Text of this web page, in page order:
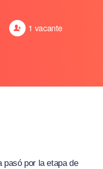
1 vacante
pasó por la etapa de